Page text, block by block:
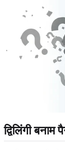
द्विलिंगी